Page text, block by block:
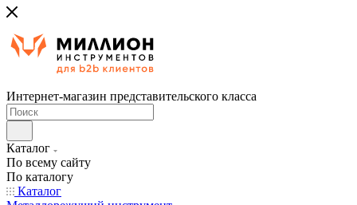
Интернет-магазин представительского класса
Каталог
По всему сайту
По каталогу
Каталог